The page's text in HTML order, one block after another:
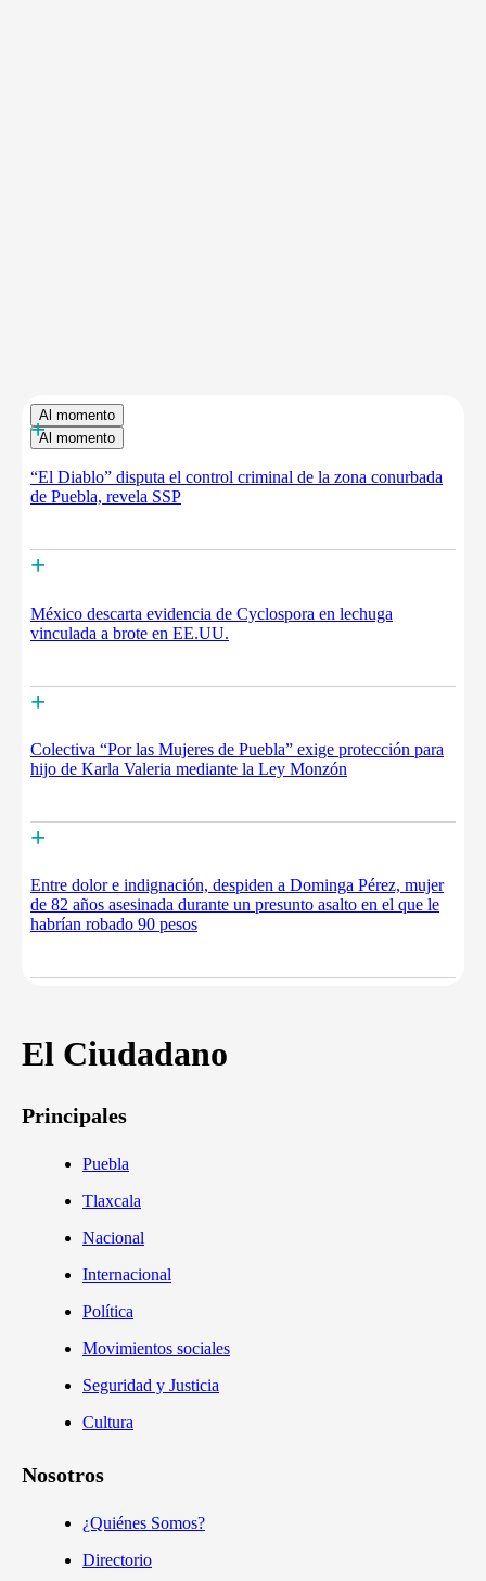
Al momento
Al momento
+
“El Diablo” disputa el control criminal de la zona conurbada
de Puebla, revela SSP
+
México descarta evidencia de Cyclospora en lechuga
vinculada a brote en EE.UU.
+
Colectiva “Por las Mujeres de Puebla” exige protección para
hijo de Karla Valeria mediante la Ley Monzón
+
Entre dolor e indignación, despiden a Dominga Pérez, mujer
de 82 años asesinada durante un presunto asalto en el que le
habrían robado 90 pesos
El Ciudadano
Principales
Puebla
Tlaxcala
Nacional
Internacional
Política
Movimientos sociales
Seguridad y Justicia
Cultura
Nosotros
¿Quiénes Somos?
Directorio